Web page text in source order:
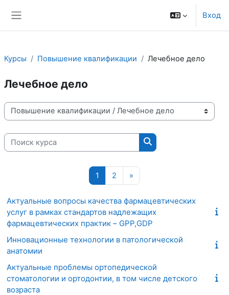
Вход
Курсы Повышение квалификации Лечебное дело
Лечебное дело
Категории курсов
Поиск курса
Поиск курса
1 Страница 1
2 Страница 2
»
Актуальные вопросы качества фармацевтических
услуг в рамках стандартов надлежащих
фармацевтических практик – GPP,GDP
Инновационные технологии в патологической
анатомии
Актуальные проблемы ортопедической
стоматологии и ортодонтии, в том числе детского
возраста